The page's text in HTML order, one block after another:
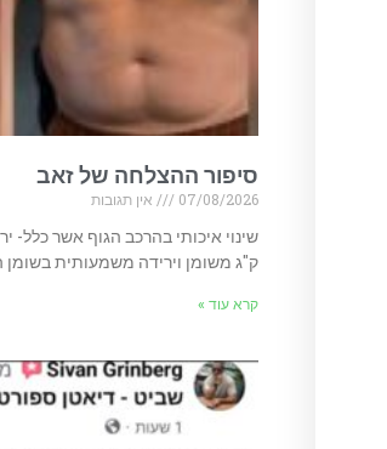
סיפור ההצלחה של זאב
07/08/2026
אין תגובות
ק"ג משומן וירידה משמעותית בשומן
קרא עוד »